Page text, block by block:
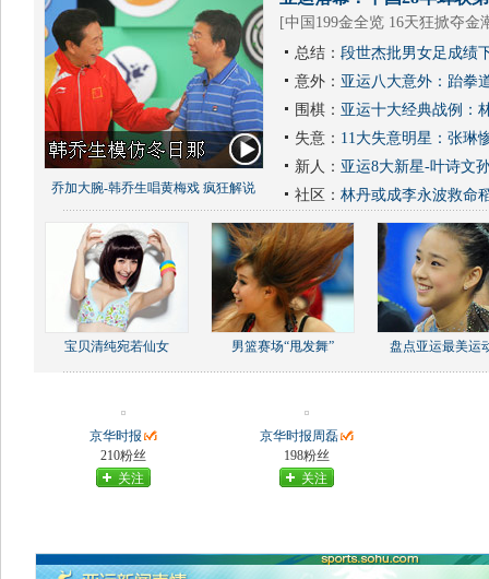
乔加大腕-韩乔生唱黄梅戏 疯狂解说
[中国199金全览 16天狂掀夺金
总结： 段世杰批男女足成绩
意外： 亚运八大意外：跆拳
围棋： 亚运十大经典战例：
失意： 11大失意明星：张琳
新人： 亚运8大新星-叶诗文
社区： 林丹或成李永波救命
宝贝清纯宛若仙女 男篮赛场“甩发舞” 盘点亚运最美运
京华时报
210粉丝
关注
京华时报周磊
198粉丝
关注